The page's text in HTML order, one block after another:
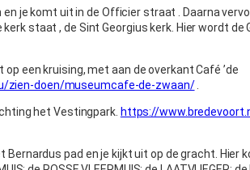
je komt uit in de Officier straat . Daarna
staat , de Sint Georgius kerk. Hier wordt de
een kruising, met aan de overkant Café ’de
zien-doen/museumcafe-de-zwaan/.
het Vestingpark. https://
pad en je kijkt uit op de gracht. Hier